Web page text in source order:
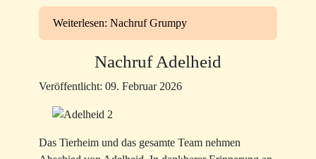
Weiterlesen: Nachruf Grumpy
Nachruf Adelheid
Veröffentlicht: 09. Februar 2026
Das Tierheim und das gesamte Team nehmen